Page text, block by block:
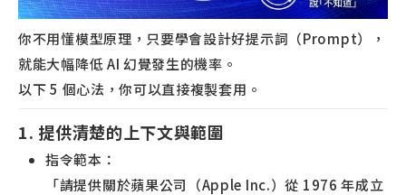
你不用懂模型原理，只要學會設計好提示詞（Prompt），
就能大幅降低 AI 幻覺發生的機率。
以下 5 個心法，你可以直接複製套用。
1. 提供清楚的上下文與範圍
指令範本：
「請提供關於蘋果公司（Apple Inc.）從 1976 年成立